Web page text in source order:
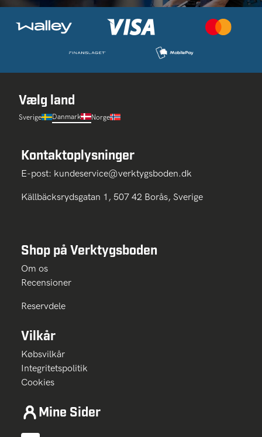
Vælg land
Sverige Danmark Norge
Kontaktoplysninger
E-post: kundeservice@verktygsboden.dk
Källbäcksrydsgatan 1, 507 42 Borås, Sverige
Shop på Verktygsboden
Om os
Recensioner
Reservdele
Vilkår
Købsvilkår
Integritetspolitik
Cookies
Mine Sider